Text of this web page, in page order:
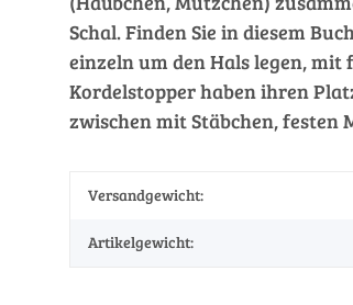
Schal. Finden Sie in diesem
einzeln um den Hals legen,
Kordelstopper haben ihren
zwischen mit Stäbchen, festen
Versandgewicht:
Artikelgewicht: